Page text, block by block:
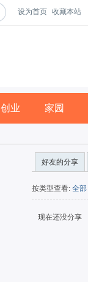
设为首页 收藏本站
创业 家园
好友的分享
按类型查看: 全部
现在还没分享